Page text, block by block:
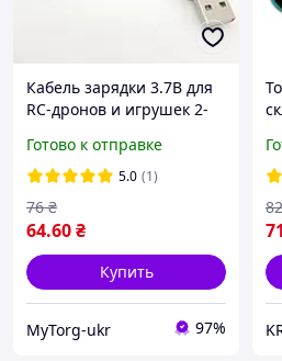
Кабель зарядки 3.7В для
RC-дронов и игрушек 2-
Готово к отправке
5.0 (1)
64.60₴
76 ₴
Купить
MyTorg-ukr 97%